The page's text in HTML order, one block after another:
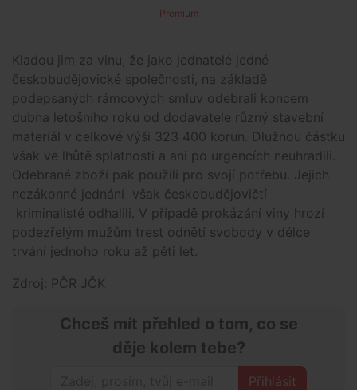
Premium
Kladou jim za vinu, že jako jednatelé jedné
českobudějovické společnosti, na základě
podepsaných rámcových smluv odebrali koncem
dubna letošního roku od dodavatele různý stavební
materiál v celkové výši 323 400 korun. Dlužnou částku
však ve lhůtě splatnosti a ani po urgencích neuhradili.
Odebrané zboží pak použili pro svojí potřebu. Jejich
nezákonné jednání však českobudějovičtí
kriminalisté odhalili. V případě prokázání viny hrozí
podezřelým mužům trest odnětí svobody v délce
trvání jednoho roku až pěti let.
Zdroj: PČR JČK
Chceš mít přehled o tom, co se
děje kolem tebe?
Přihlásit